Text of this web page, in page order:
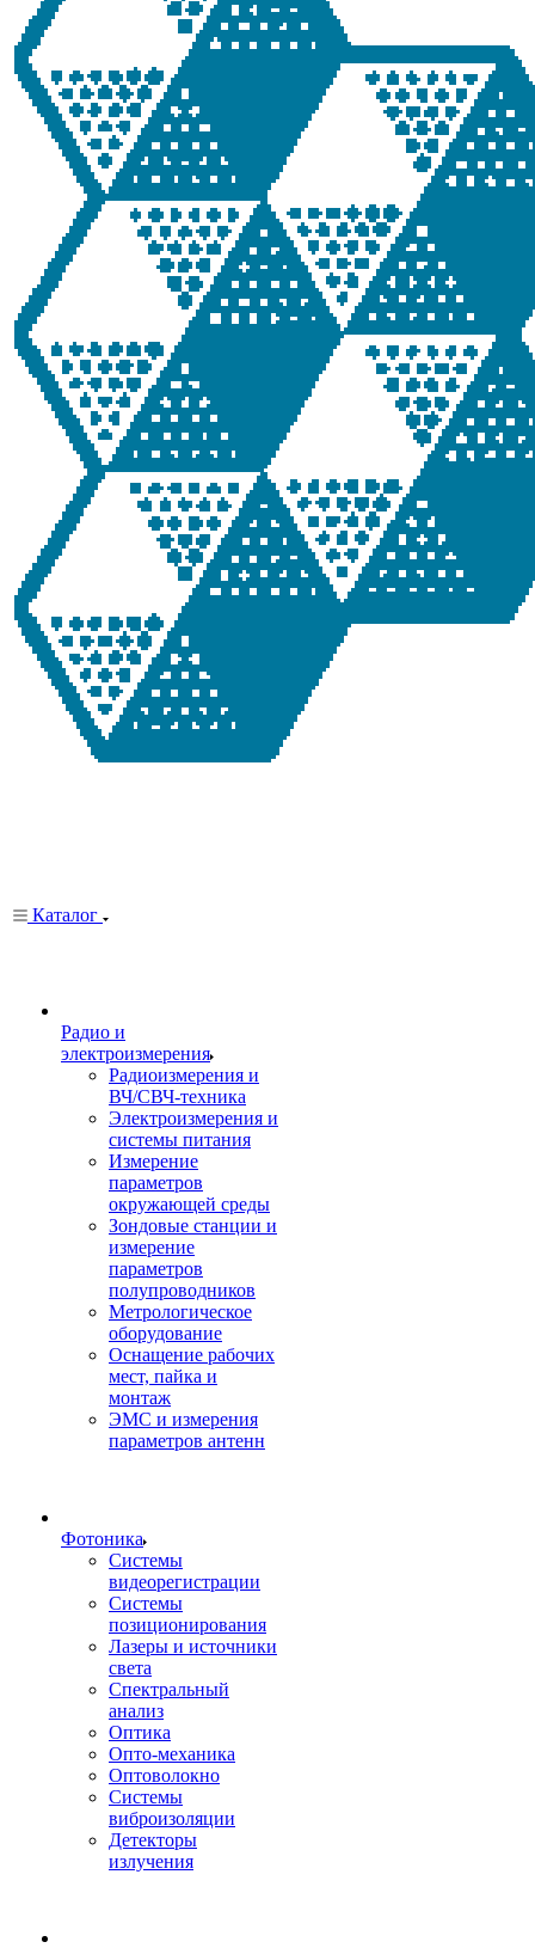
Каталог
Радио и
электроизмерения
Радиоизмерения и
ВЧ/СВЧ-техника
Электроизмерения и
системы питания
Измерение
параметров
окружающей среды
Зондовые станции и
измерение
параметров
полупроводников
Метрологическое
оборудование
Оснащение рабочих
мест, пайка и
монтаж
ЭМС и измерения
параметров антенн
Фотоника
Cистемы
видеорегистрации
Системы
позиционирования
Лазеры и источники
света
Спектральный
анализ
Оптика
Опто-механика
Оптоволокно
Системы
виброизоляции
Детекторы
излучения